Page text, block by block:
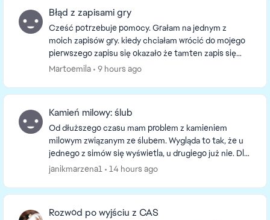
Błąd z zapisami gry
Cześć potrzebuje pomocy. Grałam na jednym z
moich zapisów gry. kiedy chciałam wrócić do mojego
pierwszego zapisu się okazało że tamten zapis się
duplikował i jest pod nazwą mojego pierwszego zapisu
Martoemila 9 hours ago
Kamień milowy: ślub
Od dłuższego czasu mam problem z kamieniem
milowym związanym ze ślubem. Wygląda to tak, że u
jednego z simów się wyświetla, u drugiego już nie. Dla
porównania ten związany z rozwodem wyświetla się
janikmarzena1 14 hours ago
Rozwód po wyjściu z CAS